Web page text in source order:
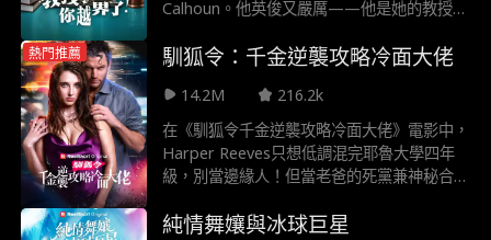
Calhoun。他英俊又嚴厲——他是她的教授。
扎求存時，她從未想過她的英雄會是冷酷、嚴
深，一段禁忌的戀情悄然綻放，一旦被發現，
將摧毀一切。
熱門推薦 馴狐令：千金逆襲攻略冷面大佬
14.2M
216.2k
在《馴狐令千金逆襲攻略冷面大佬》電影中，
Harper Reeves只想低調混完耶魯大學四年
級，別當邊緣人！但當老爸的死黨兼神秘合夥
她寧可被警員抓！保護欲爆棚的Chris搞得她
純情舞孃與冰球巨星